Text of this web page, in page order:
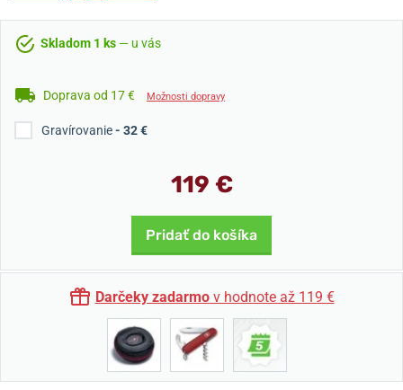
Skladom 1 ks — u vás
Doprava od 17 € Možnosti dopravy
Gravírovanie- 32 €
119 €
Pridať do košíka
Darčeky zadarmov hodnote až 119 €